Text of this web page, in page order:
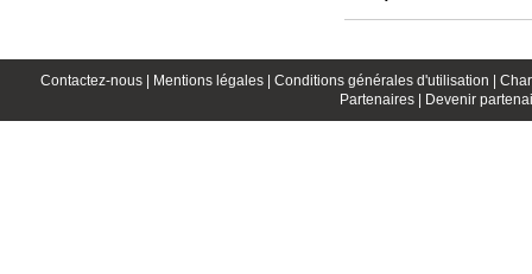
Contactez-nous | Mentions légales | Conditions générales d'utilisation |
Partenaires | Devenir